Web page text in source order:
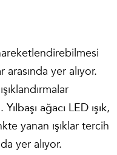
arasında yer alıyor.
Yılbaşı ağacı LED ışık,
yanan ışıklar tercih
yer alıyor.